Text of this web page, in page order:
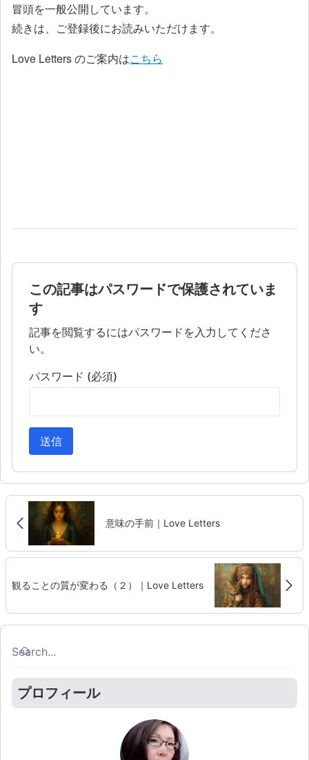
冒頭を一般公開しています。
続きは、ご登録後にお読みいただけます。
Love Letters のご案内はこちら
この記事はパスワードで保護されていま
す
記事を閲覧するにはパスワードを入力してくださ
い。
パスワード (必須)
送信
意味の手前｜Love Letters
観ることの質が変わる（２）｜Love Letters
Search
Search
プロフィール